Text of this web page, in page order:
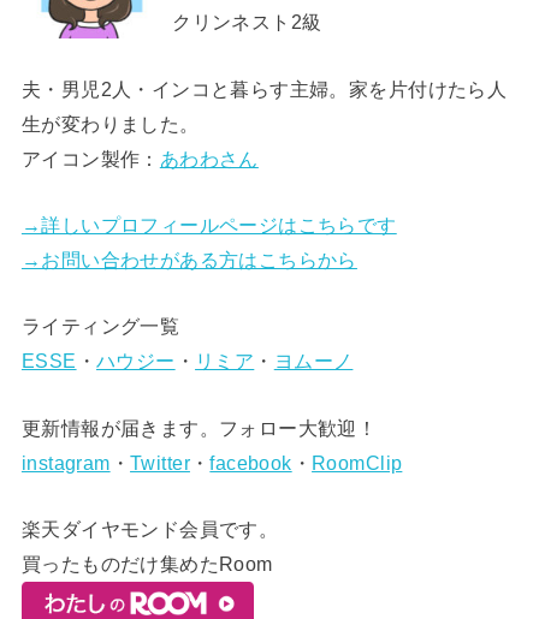
クリンネスト2級
夫・男児2人・インコと暮らす主婦。家を片付けたら人
生が変わりました。
アイコン製作： あわわさん
→詳しいプロフィールページはこちらです
→お問い合わせがある方はこちらから
ライティング一覧
ESSE ・ ハウジー ・ リミア ・ ヨムーノ
更新情報が届きます。フォロー大歓迎！
instagram ・Twitter・facebook ・ RoomClip
楽天ダイヤモンド会員です。
買ったものだけ集めたRoom